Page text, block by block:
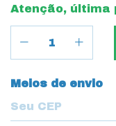
Atenção, última
Entregas para o
Meios de envio